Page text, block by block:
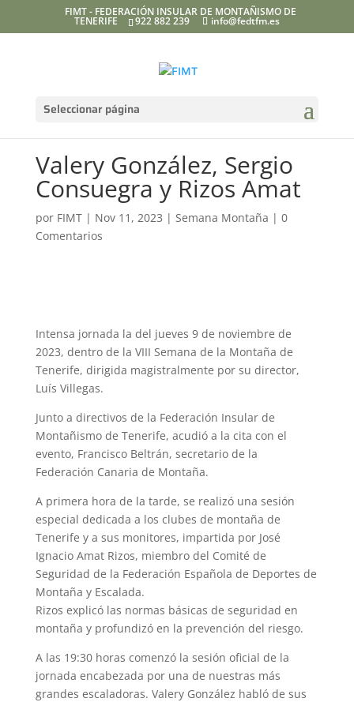
FIMT - FEDERACIÓN INSULAR DE MONTAÑISMO DE
TENERIFE 922 882 239 info@fedtfm.es
Seleccionar página
Valery González, Sergio
Consuegra y Rizos Amat
por FIMT| Nov 11, 2023 | Semana Montaña | 0
Comentarios
Intensa jornada la del jueves 9 de noviembre de
2023, dentro de la VIII Semana de la Montaña de
Tenerife, dirigida magistralmente por su director,
Luís Villegas.
Junto a directivos de la Federación Insular de
Montañismo de Tenerife, acudió a la cita con el
evento, Francisco Beltrán, secretario de la
Federación Canaria de Montaña.
A primera hora de la tarde, se realizó una sesión
especial dedicada a los clubes de montaña de
Tenerife y a sus monitores, impartida por José
Ignacio Amat Rizos, miembro del Comité de
Seguridad de la Federación Española de Deportes de
Montaña y Escalada.
Rizos explicó las normas básicas de seguridad en
montaña y profundizó en la prevención del riesgo.
A las 19:30 horas comenzó la sesión oficial de la
jornada encabezada por una de nuestras más
grandes escaladoras. Valery González habló de sus